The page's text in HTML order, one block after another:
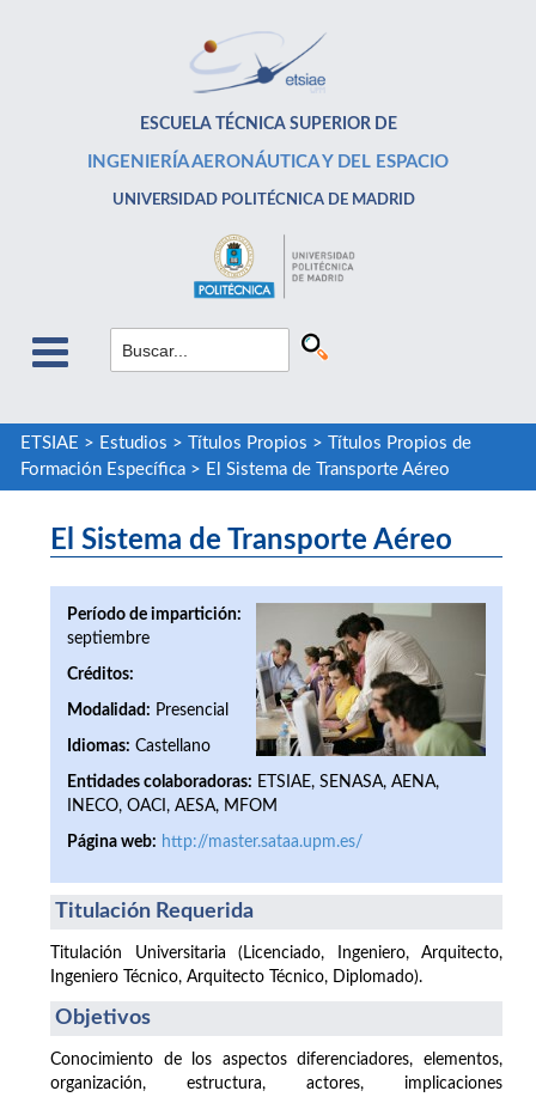
ESCUELA TÉCNICA SUPERIOR DE
INGENIERÍA AERONÁUTICA Y DEL ESPACIO
UNIVERSIDAD POLITÉCNICA DE MADRID
ETSIAE > Estudios > Títulos Propios >
Títulos Propios de
Formación Específica> El Sistema de Transporte Aéreo
El Sistema de Transporte Aéreo
Período de impartición:
septiembre
Créditos:
Modalidad: Presencial
Idiomas: Castellano
Entidades colaboradoras: ETSIAE, SENASA, AENA,
INECO, OACI, AESA, MFOM
Página web: http://master.sataa.upm.es/
Titulación Requerida
Titulación Universitaria (Licenciado, Ingeniero, Arquitecto,
Ingeniero Técnico, Arquitecto Técnico, Diplomado).
Objetivos
Conocimiento de los aspectos diferenciadores, elementos,
organización, estructura, actores, implicaciones